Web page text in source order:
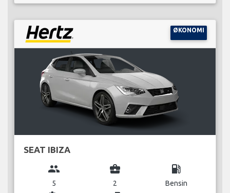
ØKONOMI
SEAT IBIZA
group
5
business_center
2
local_gas_station
Bensin